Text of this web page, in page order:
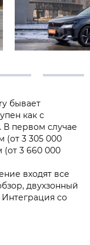
бывает
как с
первом случае
(от 3 305 000
3 660 000
входят все
двухзонный
со